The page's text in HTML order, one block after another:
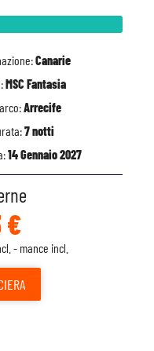
Canarie
MSC Fantasia
Arrecife
7 notti
14 Gennaio 2027
€
- mance incl.